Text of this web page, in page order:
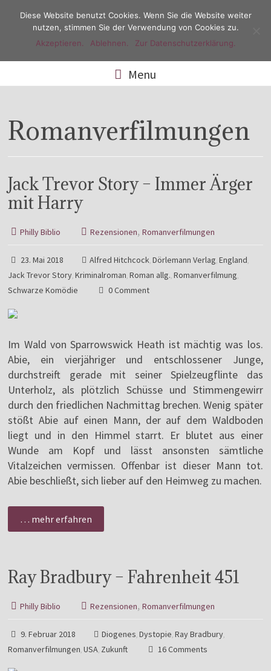
Menu
Romanverfilmungen
Jack Trevor Story – Immer Ärger
mit Harry
Philly Biblio Rezensionen,Romanverfilmungen
23. Mai 2018 Alfred Hitchcock,Dörlemann Verlag,England,
Jack Trevor Story,Kriminalroman,Roman allg.,Romanverfilmung,
Schwarze Komödie 0 Comment
Im Wald von Sparrowswick Heath ist mächtig was los.
Abie, ein vierjähriger und entschlossener Junge,
durchstreift gerade mit seiner Spielzeugflinte das
Unterholz, als plötzlich Schüsse und Stimmengewirr
durch den friedlichen Nachmittag brechen. Wenig später
stößt Abie auf einen Mann, der auf dem Waldboden
liegt und in den Himmel starrt. Er blutet aus einer
Wunde am Kopf und lässt ansonsten sämtliche
Vitalzeichen vermissen. Offenbar ist dieser Mann tot.
Abie beschließt, sich lieber auf den Heimweg zu machen.
… mehr erfahren
Ray Bradbury – Fahrenheit 451
Philly Biblio Rezensionen,Romanverfilmungen
9. Februar 2018 Diogenes ,Dystopie ,Ray Bradbury
Romanverfilmungen ,USA Zukunft 16 Comments
Diese Website benutzt Cookies. Wenn Sie die Website weiter
nutzen, stimmen Sie der Verwendung von Cookies zu.
Akzeptieren.
Ablehnen. Zur Datenschutzerklärung.